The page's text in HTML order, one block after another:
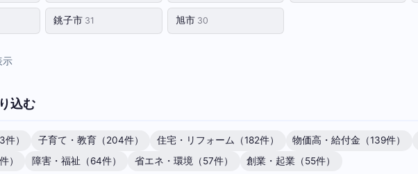
銚子市 31 旭市 30
示
込む
） 子育て・教育（204件） 住宅・リフォーム（182件） 物価高・給付金（139件）
）
障害・福祉（64件） 省エネ・環境（57件） 創業・起業（55件）